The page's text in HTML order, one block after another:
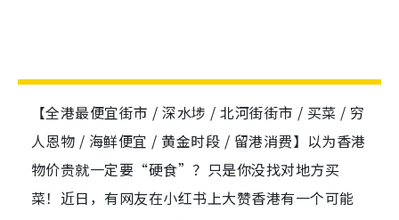
【全港最便宜街市 / 深水埗 / 北河街街市 / 买菜 / 穷
人恩物 / 海鲜便宜 / 黄金时段 / 留港消费】以为香港
物价贵就一定要“硬食”？只是你没找对地方买
菜！近日，有网友在小红书上大赞香港有一个可能